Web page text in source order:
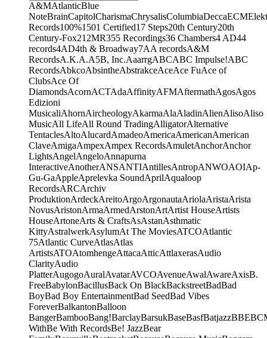
A&MAtlanticBlue
NoteBrainCapitolCharismaChrysalisColumbiaDeccaECM
Records100%1501 Certified17 Steps20th Century20th
Century-Fox21 2MR355 Recordings36 Chambers4 AD44
records4AD4th & Broadway7AA recordsA&M
RecordsA.K.A.A5B, Inc.AaarrgABCABC Impulse!ABC
RecordsAbkcoAbsintheAbstrakceAceAce FuAce of
ClubsAce Of
DiamondsAcornACTAdaAffinityAFMAftermathAgosAgos
Edizioni
MusicaliAhornAircheologyAkarmaAlaAladinAlienAlisoAliso
MusicAll LifeAll Round TradingAlligatorAlternative
TentaclesAltoAlucardAmadeoAmericaAmericanAmerican
ClaveAmigaAmpexAmpex RecordsAmuletAnchorAnchor
LightsAngelAngeloAnnapurna
InteractiveAnotherANSANTIAntillesAntropANWOAOIAp-
Gu-GaAppleAprelevka SoundAprilAqualoop
RecordsARCArchiv
ProduktionArdeckAreitoArgoArgonautaAriolaAristaArista
NovusAristonArmaArmedArstonArtArtist HouseArtists
HouseArtoneArts & CraftsAsAstanAsthmatic
KittyAstralwerkAsylumAt The MoviesATCOAtlantic
75Atlantic CurveAtlasAtlas
ArtistsATOAtomhengeAttacaAtticAttlaxerasAudio
ClarityAudio
PlatterAugogoAuralAvatarAVCOAvenueAwalAwareAxisB.
FreeBabylonBacillusBack On BlackBackstreetBadBad
BoyBad Boy EntertainmentBad SeedBad Vibes
ForeverBalkantonBalloon
BangerBambooBang!BarclayBarsukBaseBasfBatjazzBBE
WithBe With RecordsBe! JazzBear